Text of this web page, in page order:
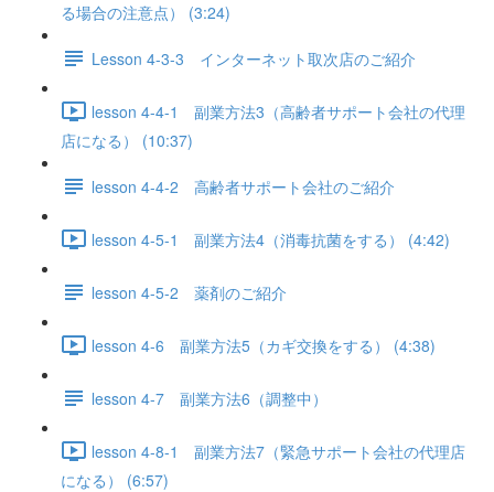
る場合の注意点） (3:24)
Lesson 4-3-3 インターネット取次店のご紹介
lesson 4-4-1 副業方法3（高齢者サポート会社の代理
店になる） (10:37)
lesson 4-4-2 高齢者サポート会社のご紹介
lesson 4-5-1 副業方法4（消毒抗菌をする） (4:42)
lesson 4-5-2 薬剤のご紹介
lesson 4-6 副業方法5（カギ交換をする） (4:38)
lesson 4-7 副業方法6（調整中）
lesson 4-8-1 副業方法7（緊急サポート会社の代理店
になる） (6:57)